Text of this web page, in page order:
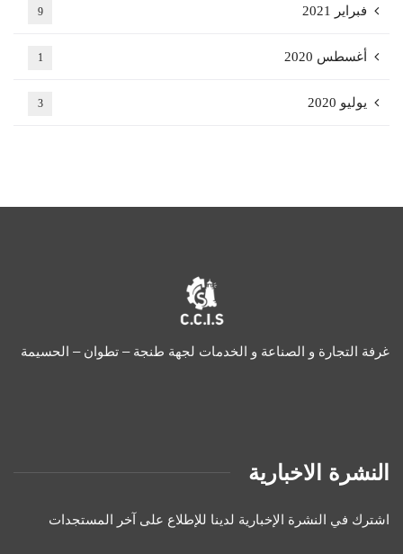
فبراير 2021 9
أغسطس 2020 1
يوليو 2020 3
غرفة التجارة و الصناعة و الخدمات لجهة طنجة – تطوان – الحسيمة
النشرة الاخبارية
اشترك في النشرة الإخبارية لدينا للإطلاع على آخر المستجدات